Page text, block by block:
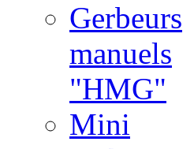
Gerbeurs
manuels
"HMG"
Mini